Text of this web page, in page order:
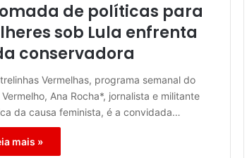
de políticas para
sob Lula enfrenta
conservadora
Vermelhas, programa semanal do
Ana Rocha*, jornalista e militante
da causa feminista, é a convidada…
mais »